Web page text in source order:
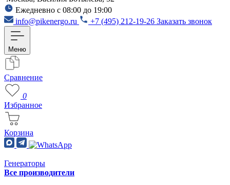
Ежедневно с 08:00 до 19:00
info@pikenergo.ru
+7 (495) 212-19-26 Заказать звонок
Меню
Сравнение
0
Избранное
Корзина
Генераторы
Все производители